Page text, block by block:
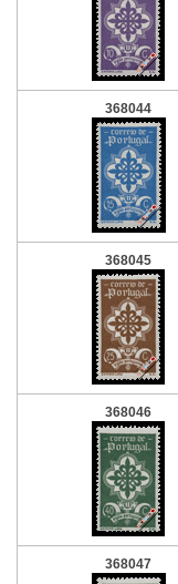
368044
368045
368046
368047